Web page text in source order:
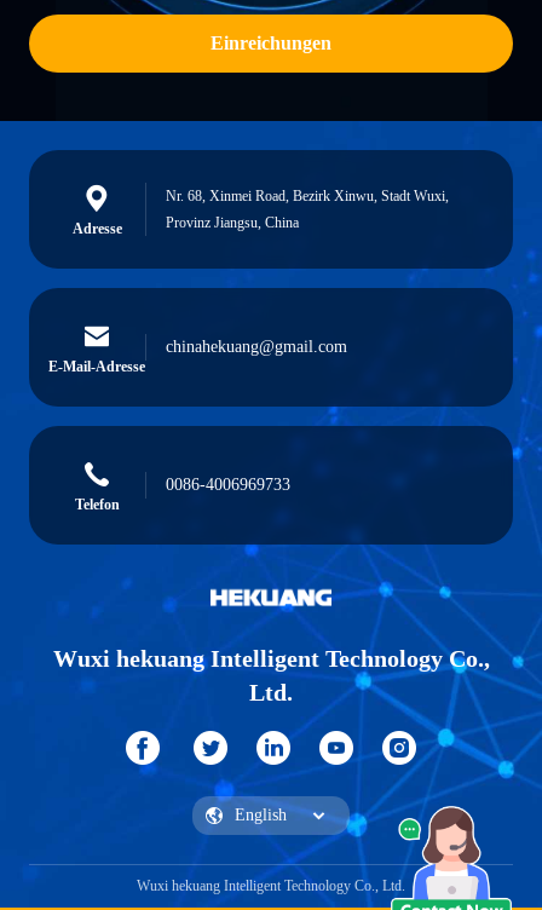
Einreichungen
Adresse
Nr. 68, Xinmei Road, Bezirk Xinwu, Stadt Wuxi,
Provinz Jiangsu, China
E-Mail-Adresse
chinahekuang@gmail.com
Telefon
0086-4006969733
Wuxi hekuang Intelligent Technology Co.,
Ltd.
Wuxi hekuang Intelligent Technology Co., Ltd.